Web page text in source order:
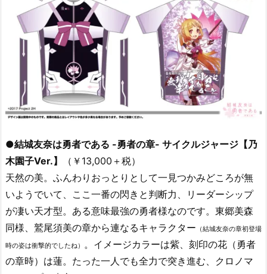
●結城友奈は勇者である -勇者の章- サイクルジャージ【乃
木園子Ver.】
（￥13,000＋税）
天然の美。ふんわりおっとりとして一見つかみどころが無
いようでいて、ここ一番の閃きと判断力、リーダーシップ
が凄い天才型。ある意味最強の勇者様なのです。東郷美森
同様、鷲尾須美の章から連なるキャラクター （結城友奈の章初登場
時の姿は衝撃的でしたね）
。イメージカラーは紫、刻印の花（勇者
の章時）は蓮。たった一人でも全力で突き進む、クロノマ